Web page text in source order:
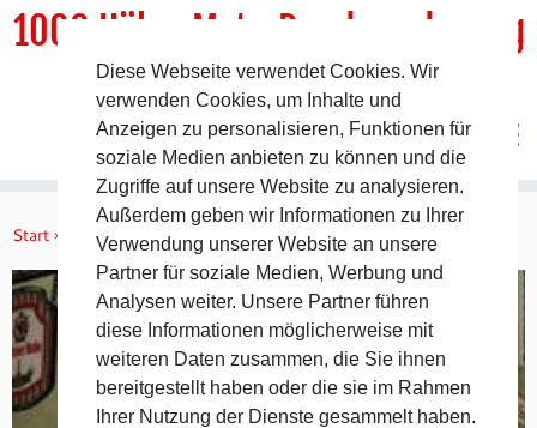
Inhalt
1000 HöhenMeterRundwanderweg
DER Rundwanderweg um Pommelsbrunn
Start » Gastronomie » Gasthof Zur Linde Mittelburg
Diese Webseite verwendet Cookies. Wir
verwenden Cookies, um Inhalte und
Anzeigen zu personalisieren, Funktionen für
soziale Medien anbieten zu können und die
Zugriffe auf unsere Website zu analysieren.
Außerdem geben wir Informationen zu Ihrer
Verwendung unserer Website an unsere
Partner für soziale Medien, Werbung und
Analysen weiter. Unsere Partner führen
diese Informationen möglicherweise mit
weiteren Daten zusammen, die Sie ihnen
bereitgestellt haben oder die sie im Rahmen
Ihrer Nutzung der Dienste gesammelt haben.